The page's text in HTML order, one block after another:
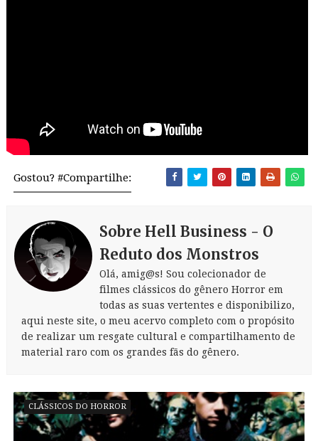
Gostou? #Compartilhe:
Sobre Hell Business - O
Reduto dos Monstros
Olá, amig@s! Sou colecionador de
filmes clássicos do gênero Horror em
todas as suas vertentes e disponibilizo,
aqui neste site, o meu acervo completo com o propósito
de realizar um resgate cultural e compartilhamento de
material raro com os grandes fãs do gênero.
CLÁSSICOS DO HORROR